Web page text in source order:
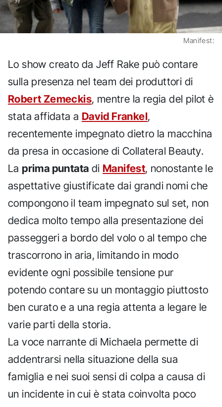
Manifest:
Lo show creato da Jeff Rake può contare
sulla presenza nel team dei produttori di
Robert Zemeckis, mentre la regia del pilot è
stata affidata a David Frankel,
recentemente impegnato dietro la macchina
da presa in occasione di Collateral Beauty.
La prima puntata di Manifest, nonostante le
aspettative giustificate dai grandi nomi che
compongono il team impegnato sul set, non
dedica molto tempo alla presentazione dei
passeggeri a bordo del volo o al tempo che
trascorrono in aria, limitando in modo
evidente ogni possibile tensione pur
potendo contare su un montaggio piuttosto
ben curato e a una regia attenta a legare le
varie parti della storia.
La voce narrante di Michaela permette di
addentrarsi nella situazione della sua
famiglia e nei suoi sensi di colpa a causa di
un incidente in cui è stata coinvolta poco